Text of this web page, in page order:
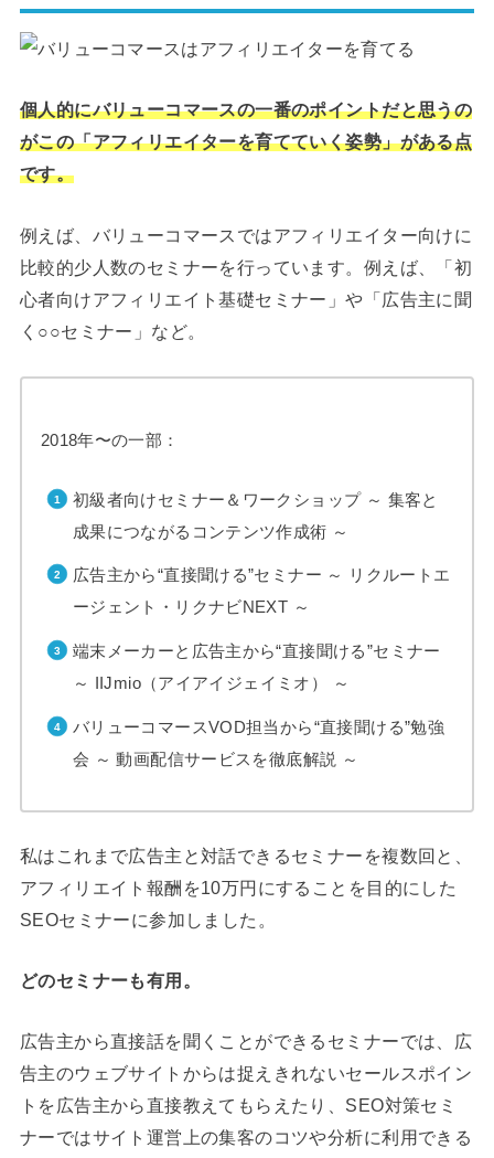
個人的にバリューコマースの一番のポイントだと思うの
がこの「アフィリエイターを育てていく姿勢」がある点
です。
例えば、バリューコマースではアフィリエイター向けに
比較的少人数のセミナーを行っています。例えば、「初
心者向けアフィリエイト基礎セミナー」や「広告主に聞
く○○セミナー」など。
2018年〜の一部：
初級者向けセミナー＆ワークショップ ～ 集客と
成果につながるコンテンツ作成術 ～
広告主から“直接聞ける”セミナー ～ リクルートエ
ージェント・リクナビNEXT ～
端末メーカーと広告主から“直接聞ける”セミナー
～ IIJmio（アイアイジェイミオ） ～
バリューコマースVOD担当から“直接聞ける”勉強
会 ～ 動画配信サービスを徹底解説 ～
私はこれまで広告主と対話できるセミナーを複数回と、
アフィリエイト報酬を10万円にすることを目的にした
SEOセミナーに参加しました。
どのセミナーも有用。
広告主から直接話を聞くことができるセミナーでは、広
告主のウェブサイトからは捉えきれないセールスポイン
トを広告主から直接教えてもらえたり、SEO対策セミ
ナーではサイト運営上の集客のコツや分析に利用できる